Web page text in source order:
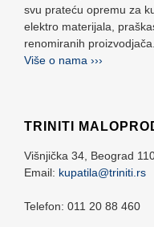
svu prateću opremu za
elektro materijala,
renomiranih proizvodjača.
Više o nama ›››
TRINITI
Višnjička 34, Beograd
Email: kupatila@triniti.rs
Telefon: 011 20 88 460